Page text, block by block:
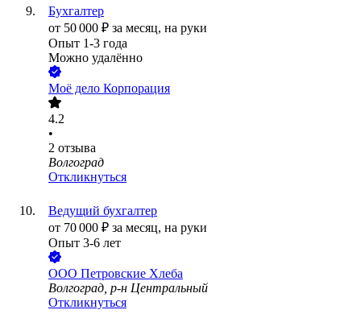
Бухгалтер
от 50 000 ₽ за месяц, на руки
Опыт 1-3 года
Можно удалённо
Моё дело Корпорация
4.2
•
2 отзыва
Волгоград
Откликнуться
Ведущий бухгалтер
от 70 000 ₽ за месяц, на руки
Опыт 3-6 лет
ООО Петровские Хлеба
Волгоград, р-н Центральный
Откликнуться